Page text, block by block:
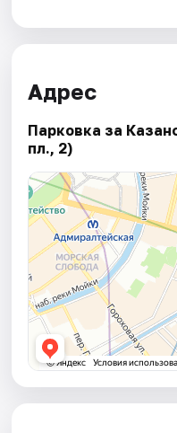
Адрес
Парковка за
пл., 2)